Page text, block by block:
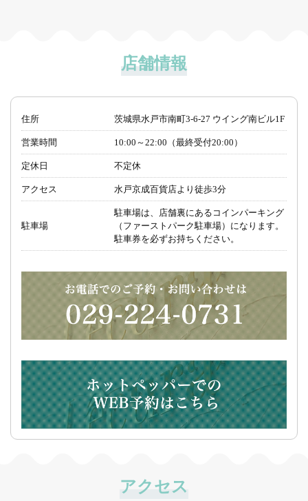
店舗情報
住所 茨城県水戸市南町3-6-27 ウイング南ビル1F
営業時間 10:00～22:00（最終受付20:00）
定休日 不定休
アクセス 水戸京成百貨店より徒歩3分
駐車場
駐車場は、店舗裏にあるコインパーキング
（ファーストパーク駐車場）になります。
駐車券を必ずお持ちください。
アクセス